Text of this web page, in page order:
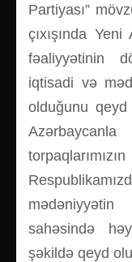
Partiyası”
çıxışında
fəaliyyətinin
iqtisadi və
olduğunu qeyd
sahəsində
şəkildə qeyd